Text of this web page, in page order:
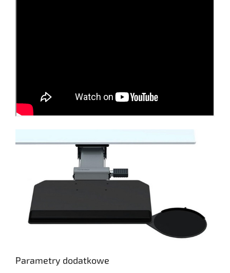
Parametry dodatkowe